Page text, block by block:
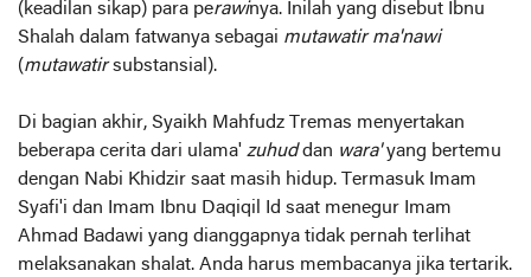
(keadilan sikap) para perawinya. Inilah yang disebut Ibnu
Shalah dalam fatwanya sebagai mutawatir ma'nawi
(mutawatirsubstansial).
Di bagian akhir, Syaikh Mahfudz Tremas menyertakan
beberapa cerita dari ulama' zuhuddan wara'yang bertemu
dengan Nabi Khidzir saat masih hidup. Termasuk Imam
Syafi'i dan Imam Ibnu Daqiqil Id saat menegur Imam
Ahmad Badawi yang dianggapnya tidak pernah terlihat
melaksanakan shalat. Anda harus membacanya jika tertarik.